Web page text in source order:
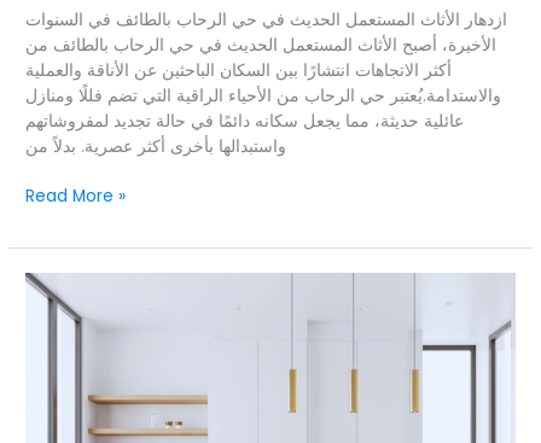
ازدهار الأثاث المستعمل الحديث في حي الرحاب بالطائف في السنوات
الأخيرة، أصبح الأثاث المستعمل الحديث في حي الرحاب بالطائف من
أكثر الاتجاهات انتشارًا بين السكان الباحثين عن الأناقة والعملية
والاستدامة.يُعتبر حي الرحاب من الأحياء الراقية التي تضم فللًا ومنازل
عائلية حديثة، مما يجعل سكانه دائمًا في حالة تجديد لمفروشاتهم
واستبدالها بأخرى أكثر عصرية. بدلاً من
Read More »
الأثاث
المستعمل